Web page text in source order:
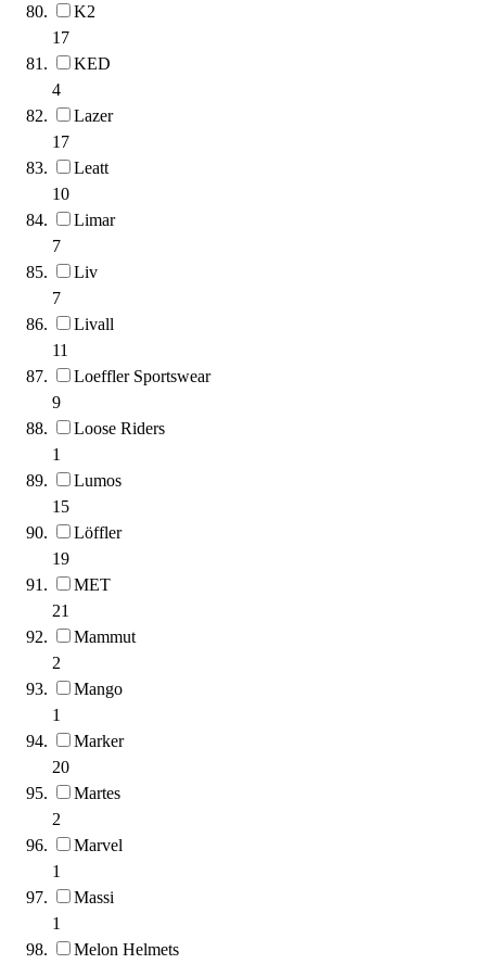
K2
17
KED
4
Lazer
17
Leatt
10
Limar
7
Liv
7
Livall
11
Loeffler Sportswear
9
Loose Riders
1
Lumos
15
Löffler
19
MET
21
Mammut
2
Mango
1
Marker
20
Martes
2
Marvel
1
Massi
1
Melon Helmets